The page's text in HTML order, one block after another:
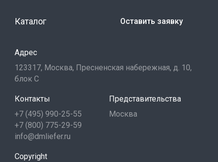
Каталог Оставить заявку
Адрес
123317, Москва, Пресненская набережная, д. 10,
блок С
Контакты
+7 (495) 990-25-55
+7 (800) 775-29-59
info@dmliefer.ru
Представительства
Москва
Copyright